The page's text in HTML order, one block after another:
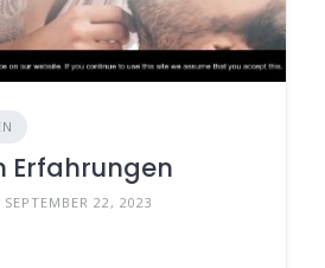
Erfahrungen
22, 2023